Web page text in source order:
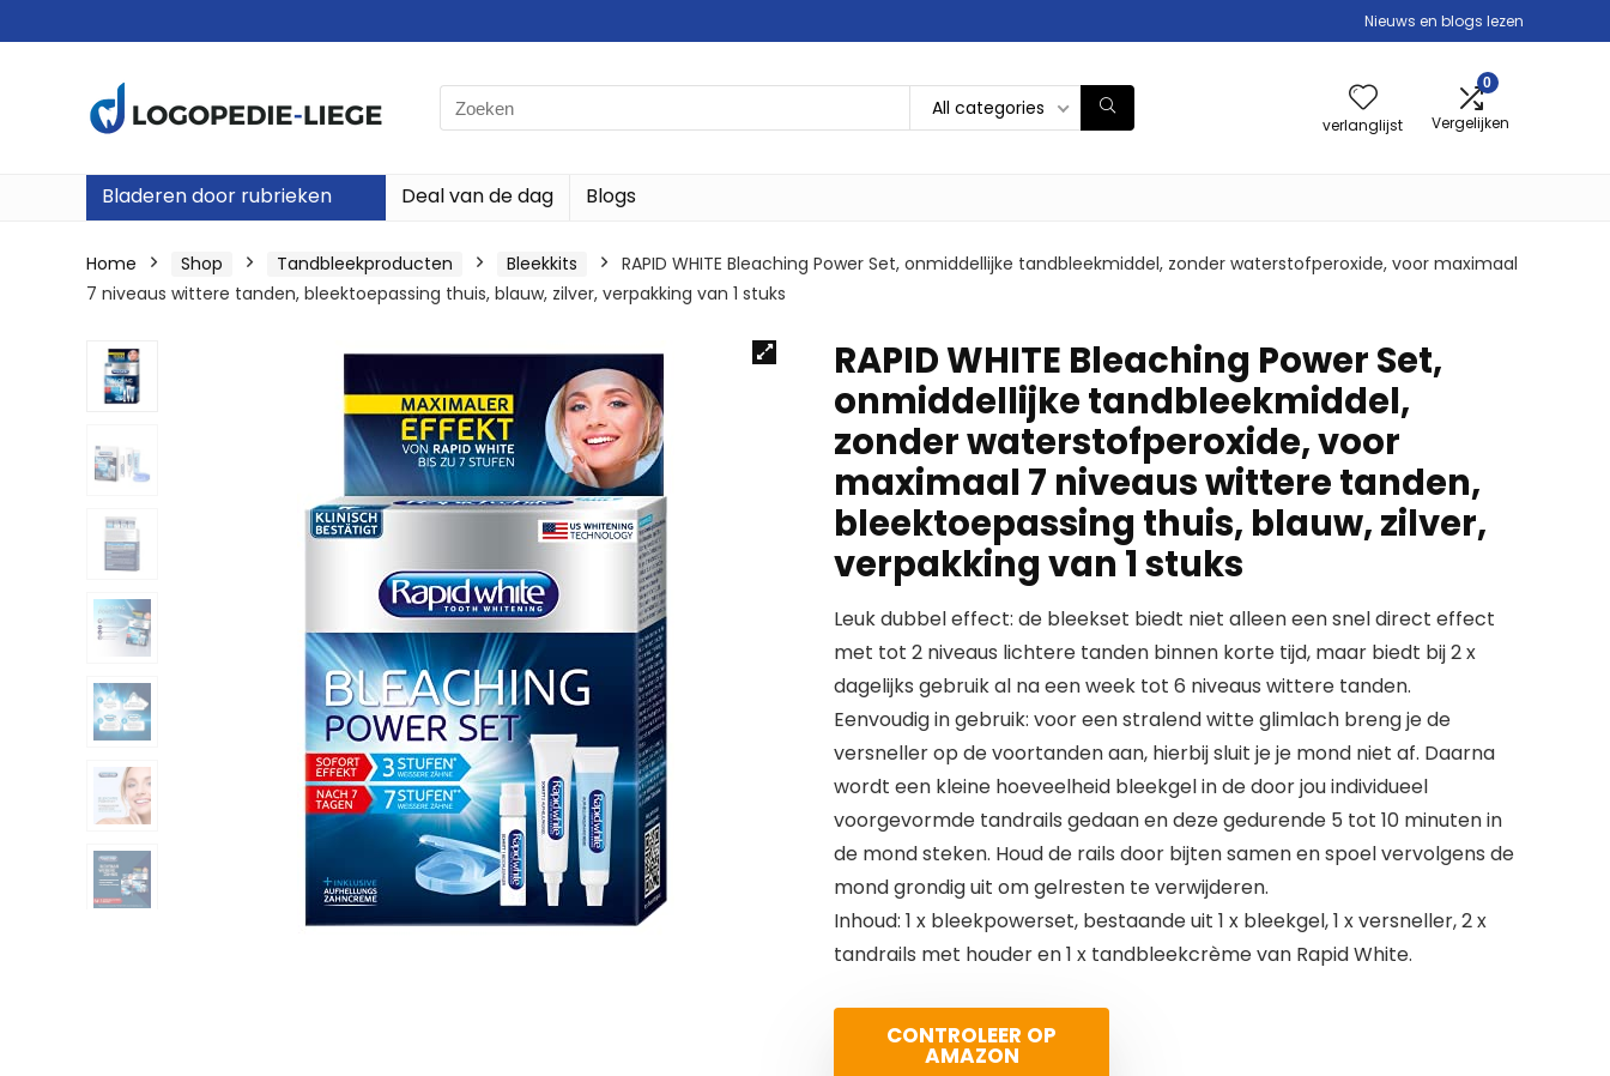
Nieuws en blogs lezen
Search
for:
All categories
verlanglijst
0
Vergelijken
Bladeren door rubrieken Deal van de dag Blogs
Home Shop Tandbleekproducten Bleekkits
RAPID WHITE Bleaching Power Set, onmiddellijke tandbleekmiddel, zonder waterstofperoxide, voor maximaal
7 niveaus wittere tanden, bleektoepassing thuis, blauw, zilver, verpakking van 1 stuks
RAPID WHITE Bleaching Power Set,
onmiddellijke tandbleekmiddel,
zonder waterstofperoxide, voor
maximaal 7 niveaus wittere tanden,
bleektoepassing thuis, blauw, zilver,
verpakking van 1 stuks
Leuk dubbel effect: de bleekset biedt niet alleen een snel direct effect
met tot 2 niveaus lichtere tanden binnen korte tijd, maar biedt bij 2 x
dagelijks gebruik al na een week tot 6 niveaus wittere tanden.
Eenvoudig in gebruik: voor een stralend witte glimlach breng je de
versneller op de voortanden aan, hierbij sluit je je mond niet af. Daarna
wordt een kleine hoeveelheid bleekgel in de door jou individueel
voorgevormde tandrails gedaan en deze gedurende 5 tot 10 minuten in
de mond steken. Houd de rails door bijten samen en spoel vervolgens de
mond grondig uit om gelresten te verwijderen.
Inhoud: 1 x bleekpowerset, bestaande uit 1 x bleekgel, 1 x versneller, 2 x
tandrails met houder en 1 x tandbleekcrème van Rapid White.
CONTROLEER OP
AMAZON